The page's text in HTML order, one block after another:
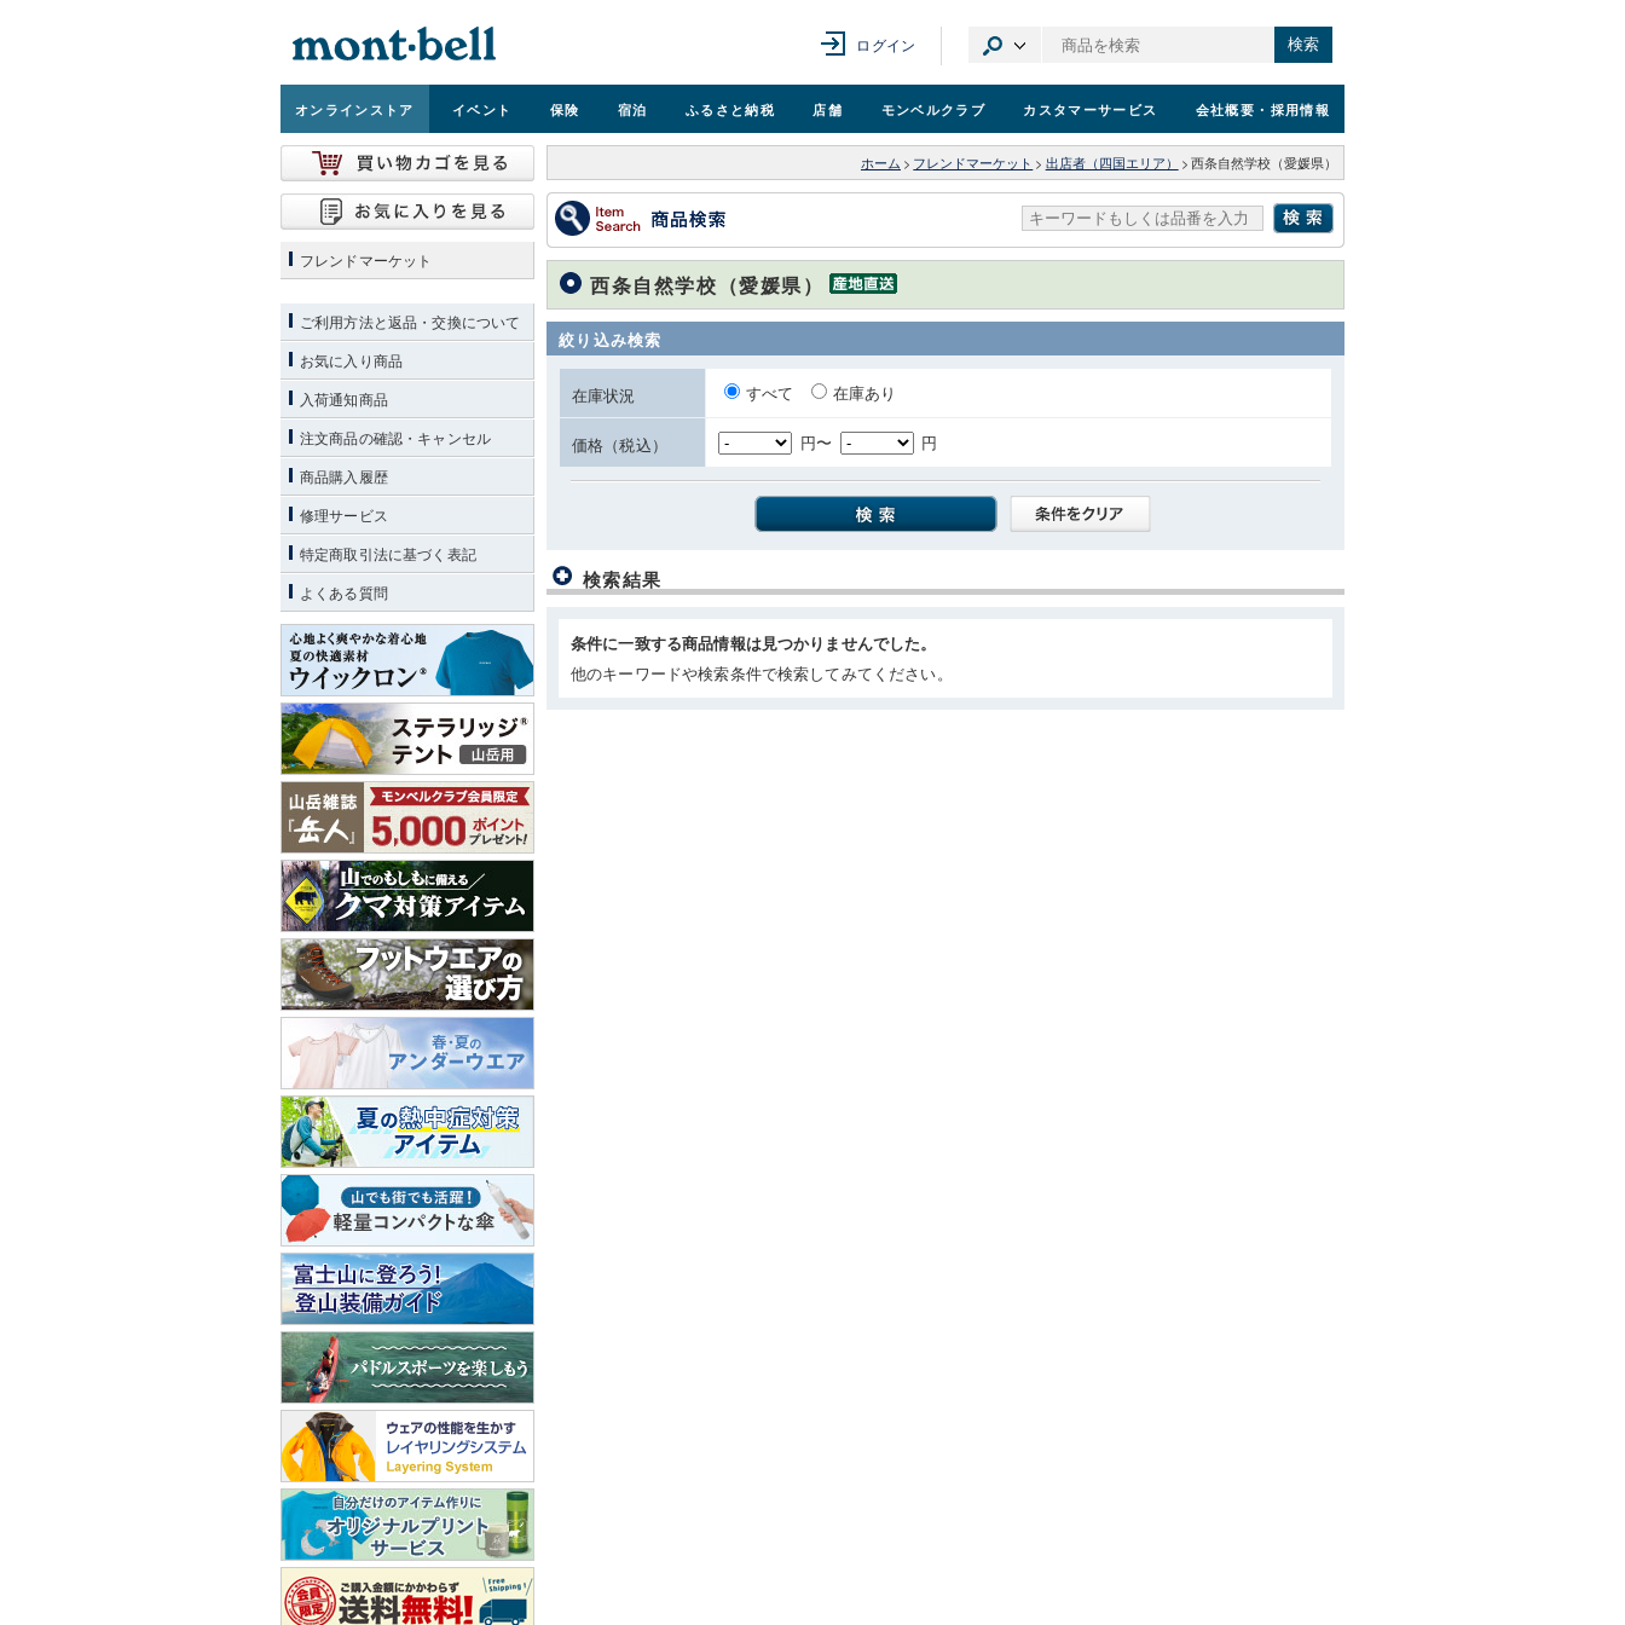
ログイン 検索
オンラインストア イベント 保険 宿泊 ふるさと納税 店舗 モンベルクラブ カスタマーサービス 会社概要 ・採用情報
ホーム > フレンドマーケット > 出店者（四国エリア） > 西条自然学校（愛媛県）
西条自然学校（愛媛県）
絞り込み検索
在庫状況 すべて 在庫あり
価格（税込） 円〜 円
検索結果
条件に一致する商品情報は見つかりませんでした。
他のキーワードや検索条件で検索してみてください。
フレンドマーケット
ご利用方法と返品・交換について
お気に入り商品
入荷通知商品
注文商品の確認・キャンセル
商品購入履歴
修理サービス
特定商取引法に基づく表記
よくある質問